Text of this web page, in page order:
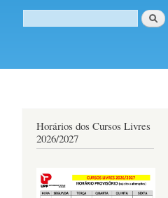
Formulário de procura
Procurar
Horários dos Cursos Livres
2026/2027